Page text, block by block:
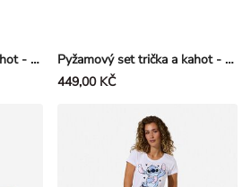
Pyžamový set trička a kahot - Viskóza - Vícebarevná
Pyžamový set trička a kahot - Viskóza - Tmavě hnědá
449,00 KČ